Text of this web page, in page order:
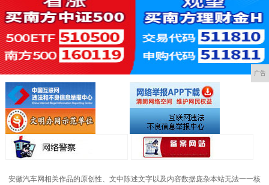
广告
安徽汽车网相关作品的原创性、文中陈述文字以及内容数据庞杂本站无法一一核